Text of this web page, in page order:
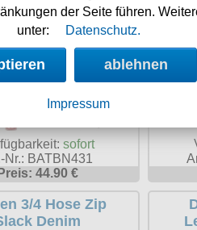
sofort
Nr.: BATBN431
Preis: 44.90 €
3/4 Hose Zip
Denim
der Seite führen.
unter:
Datenschutz.
ablehnen
Impressum